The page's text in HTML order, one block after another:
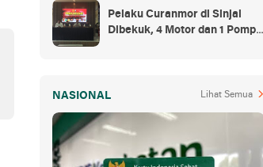
Pelaku Curanmor di Sinjai
Dibekuk, 4 Motor dan 1 Pompa
NASIONAL Lihat Semua